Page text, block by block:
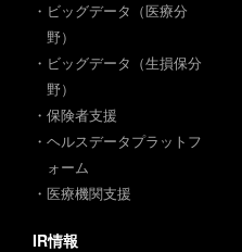
・ビッグデータ（医療分
野）
・ビッグデータ（生損保分
野）
・保険者支援
・ヘルスデータプラットフ
ォーム
・医療機関支援
IR情報